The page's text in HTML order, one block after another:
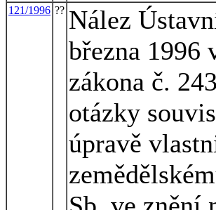
121/1996 ?? Nález
března 1996
zákona č.
otázky
úpravě